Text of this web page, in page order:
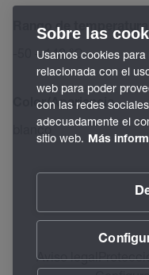
Rango de
-50 – 140 °C
Color/Apariencia
blanco
Aviso legal
Sobre las
Usamos cookies
relacionada con el
web para poder
con las redes
adecuadamente el
sitio web. Más